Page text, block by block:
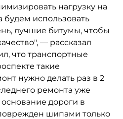
нагрузку на
использовать
лучшие битумы, чтобы
— рассказал
что транспортные
такие
нужно делать раз в 2
ремонта уже
дороги в
шипами только